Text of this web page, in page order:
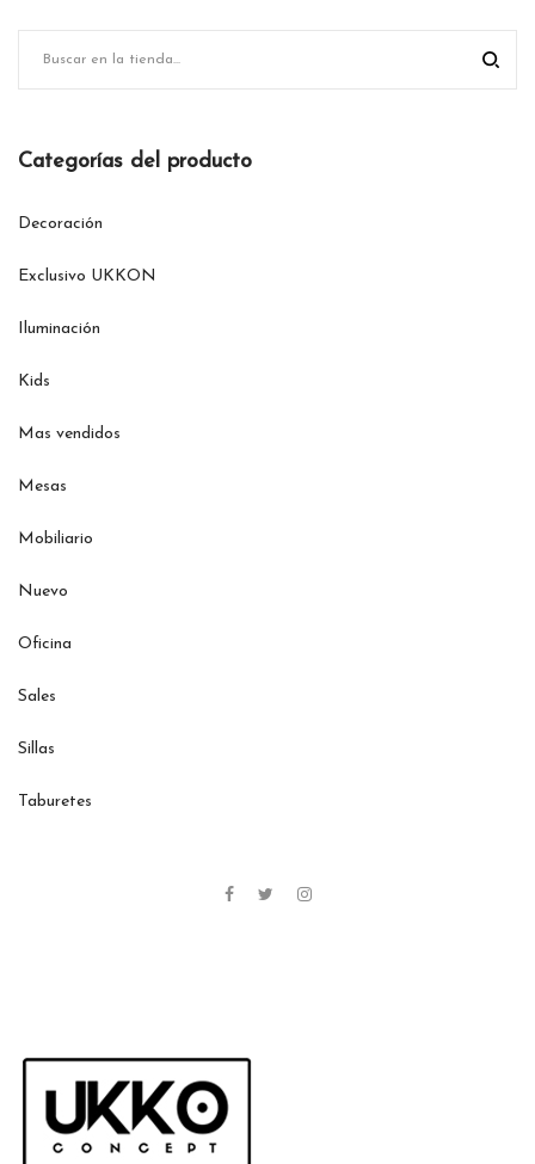
Categorías del producto
Decoración
Exclusivo UKKON
Iluminación
Kids
Mas vendidos
Mesas
Mobiliario
Nuevo
Oficina
Sales
Sillas
Taburetes